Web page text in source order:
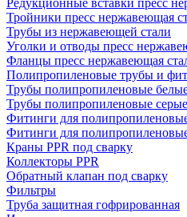
Тройники пресс нержавеющая
Трубы из нержавеющей стали
Уголки и отводы пресс
Фланцы пресс нержавеющая
Полипропиленовые трубы и
Трубы полипропиленовые
Трубы полипропиленовые
Фитинги для
Фитинги для
Краны PPR под сварку
Коллекторы PPR
Обратный клапан под сварку
Фильтры
Труба защитная гофрированная